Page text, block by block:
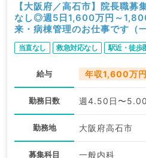
【大阪府／高石市】院長職募
なし◎週5日1,600万円～
来・病棟管理のお仕事です（
当直なし 救急対応なし 駅近・徒歩
給与 年収1,600万
勤務日数 週4.50日〜
勤務地 大阪府高石市
募集科目 一般内科